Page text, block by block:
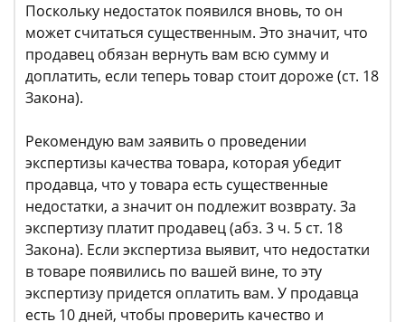
Поскольку недостаток появился вновь, то он
может считаться существенным. Это значит, что
продавец обязан вернуть вам всю сумму и
доплатить, если теперь товар стоит дороже (ст. 18
Закона).
Рекомендую вам заявить о проведении
экспертизы качества товара, которая убедит
продавца, что у товара есть существенные
недостатки, а значит он подлежит возврату. За
экспертизу платит продавец (абз. 3 ч. 5 ст. 18
Закона). Если экспертиза выявит, что недостатки
в товаре появились по вашей вине, то эту
экспертизу придется оплатить вам. У продавца
есть 10 дней, чтобы проверить качество и